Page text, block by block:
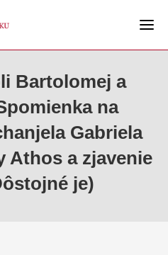
Bartolomej a
na
Gabriela
Athos a zjavenie
je)